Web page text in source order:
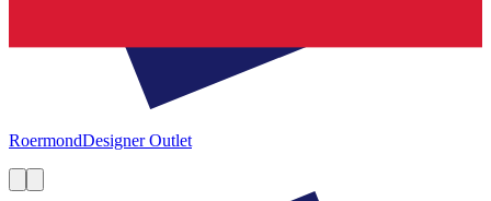
RoermondDesigner Outlet